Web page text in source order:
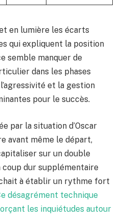
en lumière les écarts
qui expliquent la position
semble manquer de
dans les phases
et la gestion
pour le succès.
par la situation d’Oscar
avant même le départ,
sur un double
dur supplémentaire
à établir un rythme fort
désagrément technique
les inquiétudes autour